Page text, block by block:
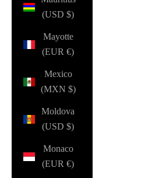
(USD $)
Mayotte
(EUR €)
Mexico
(MXN $)
Moldova
(USD $)
Monaco
(EUR €)